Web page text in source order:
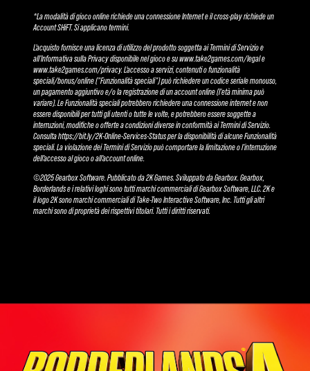
*La modalità di gioco online richiede una connessione Internet e il cross-play richiede un
Account SHiFT. Si applicano termini.
L'acquisto fornisce una licenza di utilizzo del prodotto soggetta ai Termini di Servizio e
all'Informativa sulla Privacy disponibile nel gioco e su www.take2games.com/legal e
www.take2games.com/privacy. L'accesso a servizi, contenuti o funzionalità
speciali/bonus/online ("Funzionalità speciali") può richiedere un codice seriale monouso,
un pagamento aggiuntivo e/o la registrazione di un account online (l'età minima può
variare). Le Funzionalità speciali potrebbero richiedere una connessione internet e non
essere disponibili per tutti gli utenti o tutte le volte, e potrebbero essere soggette a
interruzioni, modifiche o offerte a condizioni diverse in conformità ai Termini di Servizio.
Consulta https://bit.ly/2K-Online-Services-Status per la disponibilità di alcune Funzionalità
speciali. La violazione dei Termini di Servizio può comportare la limitazione o l'interruzione
dell'accesso al gioco o all'account online.
©2025 Gearbox Software. Pubblicato da 2K Games. Sviluppato da Gearbox. Gearbox,
Borderlands e i relativi loghi sono tutti marchi commerciali di Gearbox Software, LLC. 2K e
il logo 2K sono marchi commerciali di Take-Two Interactive Software, Inc. Tutti gli altri
marchi sono di proprietà dei rispettivi titolari. Tutti i diritti riservati.